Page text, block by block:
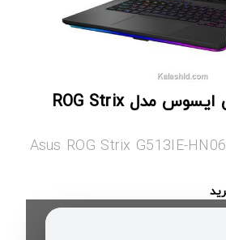
لپ تاپ 15.6 اینچی ایسوس مدل ROG Strix
Asus ROG Strix G513IE-